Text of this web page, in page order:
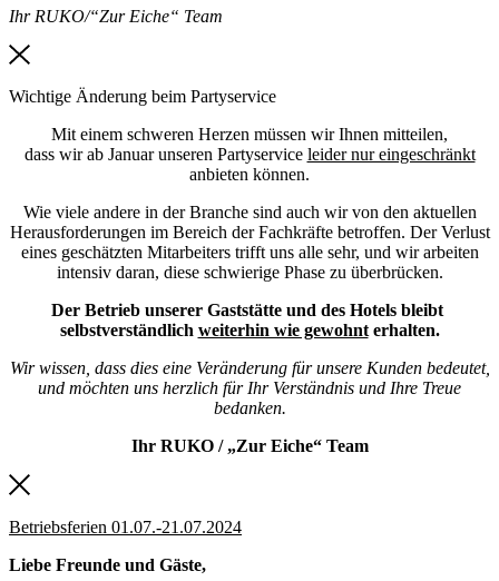
Ihr RUKO/“Zur Eiche“ Team
Wichtige Änderung beim Partyservice
Mit einem schweren Herzen müssen wir Ihnen mitteilen,
dass wir ab Januar unseren Partyservice leider nur eingeschränkt
anbieten können.
Wie viele andere in der Branche sind auch wir von den aktuellen
Herausforderungen im Bereich der Fachkräfte betroffen. Der Verlust
eines geschätzten Mitarbeiters trifft uns alle sehr, und wir arbeiten
intensiv daran, diese schwierige Phase zu überbrücken.
Der Betrieb unserer Gaststätte und des Hotels bleibt
selbstverständlich weiterhin wie gewohnterhalten.
Wir wissen, dass dies eine Veränderung für unsere Kunden bedeutet,
und möchten uns herzlich für Ihr Verständnis und Ihre Treue
bedanken.
Ihr RUKO / „Zur Eiche“ Team
Betriebsferien 01.07.-21.07.2024
Liebe Freunde und Gäste,